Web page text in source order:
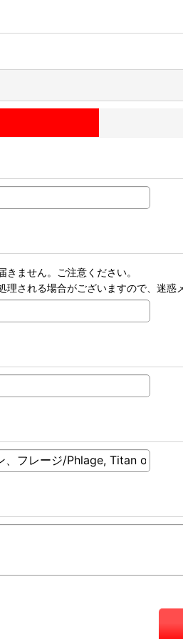
ません。ご注意ください。
される場合がございますので、迷惑